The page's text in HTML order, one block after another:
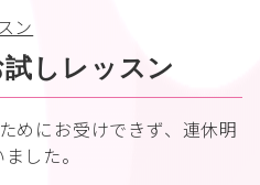
ン
しレッスン
めにお受けできず、連休明
した。